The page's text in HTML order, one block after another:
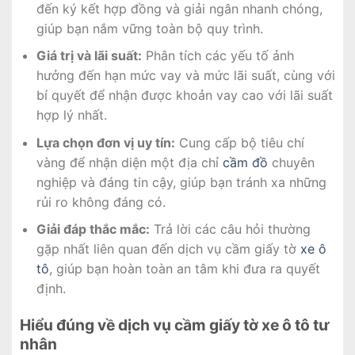
đến ký kết hợp đồng và giải ngân nhanh chóng,
giúp bạn nắm vững toàn bộ quy trình.
Giá trị và lãi suất: Phân tích các yếu tố ảnh
hưởng đến hạn mức vay và mức lãi suất, cùng với
bí quyết để nhận được khoản vay cao với lãi suất
hợp lý nhất.
Lựa chọn đơn vị uy tín: Cung cấp bộ tiêu chí
vàng để nhận diện một địa chỉ cầm đồ chuyên
nghiệp và đáng tin cậy, giúp bạn tránh xa những
rủi ro không đáng có.
Giải đáp thắc mắc: Trả lời các câu hỏi thường
gặp nhất liên quan đến dịch vụ cầm giấy tờ xe ô
tô, giúp bạn hoàn toàn an tâm khi đưa ra quyết
định.
Hiểu đúng về dịch vụ cầm giấy tờ xe ô tô tư
nhân